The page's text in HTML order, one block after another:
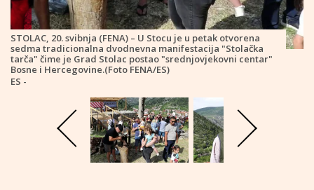
STOLAC, 20. svibnja (FENA) – U Stocu je u petak otvorena
sedma tradicionalna dvodnevna manifestacija "Stolačka
tarča" čime je Grad Stolac postao "srednjovjekovni centar"
Bosne i Hercegovine.(Foto FENA/ES)
ES -